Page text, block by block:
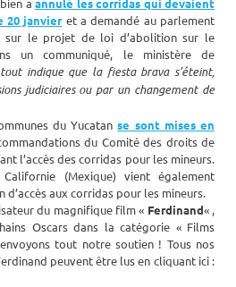
aannulé les corridas qui devaient
20 janvieret a demandé au parlement
sur le projet de loi d’abolition sur le
un communiqué, le ministère de
tout indique que la fiesta brava s’éteint,
judiciaires ou par un changement de
du Yucatanse sont mises en
du Comité des droits de
l’accès des corridas pour les mineurs.
(Mexique) vient également
d’accès aux corridas pour les mineurs.
du magnifique film « Ferdinand« ,
Oscars dans la catégorie « Films
tout notre soutien ! Tous nos
peuvent être lus en cliquant ici :